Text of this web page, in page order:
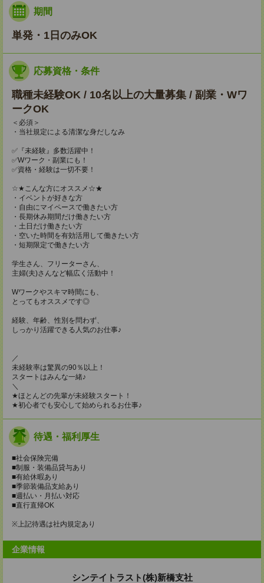
期間
単発・1日のみOK
応募資格・条件
職種未経験OK / 10名以上の大量募集 / 副業・Wワ
ークOK
＜必須＞
・当社規定による清潔な身だしなみ
✅『未経験』多数活躍中！
✅Wワーク・副業にも！
✅資格・経験は一切不要！
☆★こんな方にオススメ☆★
・イベントが好きな方
・自由にマイペースで働きたい方
・長期休み期間だけ働きたい方
・土日だけ働きたい方
・空いた時間を有効活用して働きたい方
・短期限定で働きたい方
学生さん、フリーターさん、
主婦(夫)さんなど幅広く活動中！
Wワークやスキマ時間にも、
とってもオススメです◎
経験、年齢、性別を問わず、
しっかり活躍できる人気のお仕事♪
／
未経験率は驚異の90％以上！
スタートはみんな一緒♪
＼
★ほとんどの先輩が未経験スタート！
★初心者でも安心して始められるお仕事♪
待遇・福利厚生
■社会保険完備
■制服・装備品貸与あり
■有給休暇あり
■季節装備品支給あり
■週払い・月払い対応
■直行直帰OK
※上記待遇は社内規定あり
企業情報
シンテイトラスト(株)新橋支社